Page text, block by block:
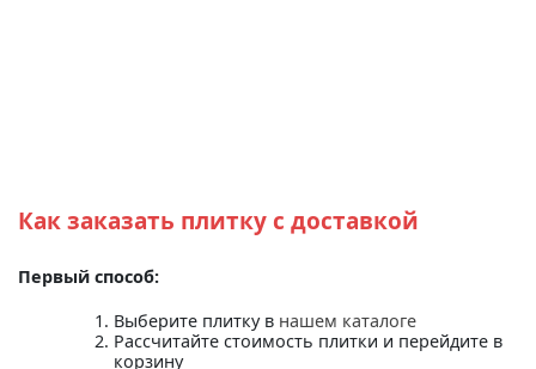
Как заказать плитку с доставкой
Первый способ:
Выберите плитку в нашем каталоге
Рассчитайте стоимость плитки и перейдите в
корзину